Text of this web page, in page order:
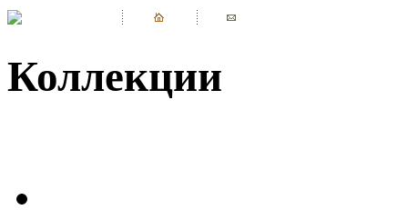
Коллекции